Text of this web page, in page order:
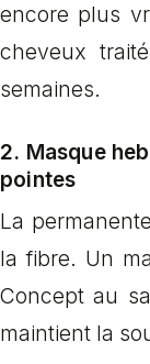
encore plus
cheveux
semaines.
2. Masque
pointes
La
la fibre. Un
Concept au
maintient la